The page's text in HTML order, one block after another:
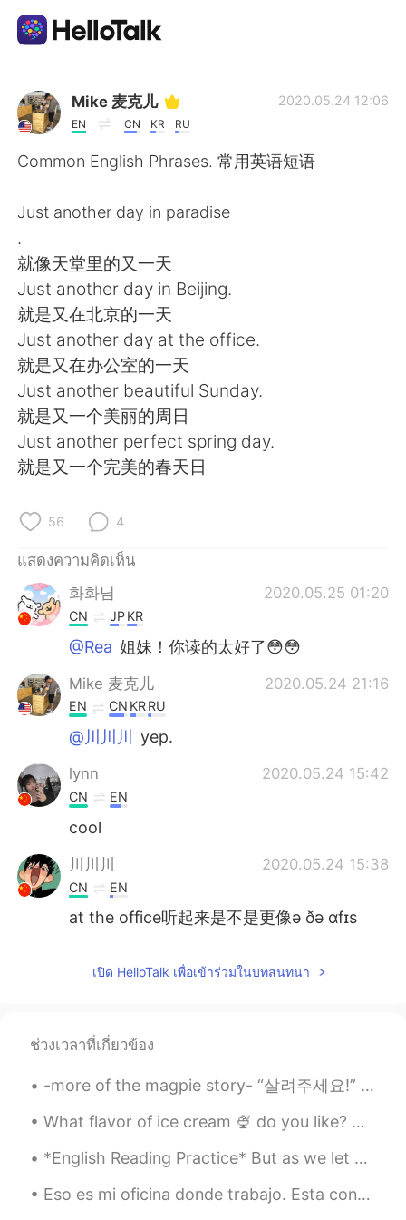
แอปแลกเปลี่ยนทางภาษา
AI Grammar Checker
English 简体中文
繁體中文 Español
العربية Français
Deutsch 日本語
한국어 Русский
Português
Mike 麦克儿
EN CN KR RU
2020.05.24 12:06
Common English Phrases. 常用英语短语
Just another day in paradise
.
就像天堂里的又一天
Just another day in Beijing.
就是又在北京的一天
Just another day at the office.
就是又在办公室的一天
Just another beautiful Sunday.
就是又一个美丽的周日
Just another perfect spring day.
就是又一个完美的春天日
56 4
แสดงความคิดเห็น
화화님
2020.05.25 01:20
CN JPKR
@Rea 姐妹！你读的太好了😳😳
Mike 麦克儿 2020.05.24 21:16
EN CN KRRU
@川川川 yep.
lynn 2020.05.24 15:42
CN EN
cool
川川川 2020.05.24 15:38
CN EN
at the office听起来是不是更像ə ðə ɑfɪs
เปิด HelloTalk เพื่อเข้าร่วมในบทสนทนา
ช่วงเวลาที่เกี่ยวข้อง
-more of the magpie story- “살려주세요!” 선비는 소리 질렀어요. “네 이놈! 네가 오늘 활로 쏘아 죽인 구렁이가 바로 내 남편이다. 나는 내 남편의 ...
What flavor of ice cream 🍨 do you like? Which toppings are your favorite? Do you like a bowl o...
*English Reading Practice* But as we let go of our repetitive stories and fixed ideas about our...
Eso es mi oficina donde trabajo. Esta construido con mucho cristal y cuando hay nubes se reflejan...